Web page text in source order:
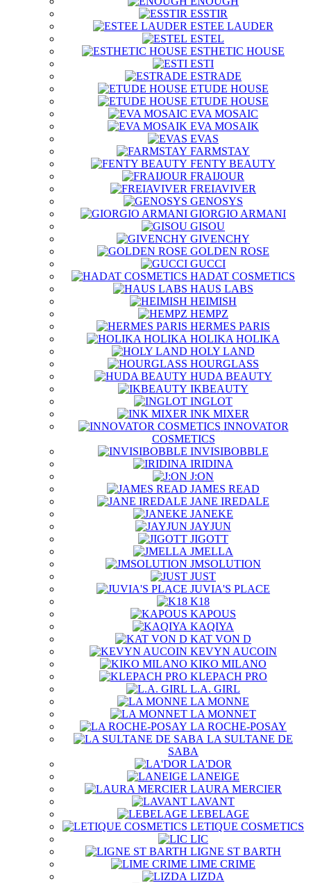
ESSTIR
ESTEE LAUDER
ESTEL
ESTHETIC HOUSE
ESTI
ESTRADE
ETUDE HOUSE
ETUDE HOUSE
EVA MOSAIC
EVA MOSAIK
EVAS
FARMSTAY
FENTY BEAUTY
FRAIJOUR
FREIAVIVER
GENOSYS
GIORGIO ARMANI
GISOU
GIVENCHY
GOLDEN ROSE
GUCCI
HADAT COSMETICS
HAUS LABS
HEIMISH
HEMPZ
HERMES PARIS
HOLIKA HOLIKA
HOLY LAND
HOURGLASS
HUDA BEAUTY
IKBEAUTY
INGLOT
INK MIXER
INNOVATOR
COSMETICS
INVISIBOBBLE
IRIDINA
J:ON
JAMES READ
JANE IREDALE
JANEKE
JAYJUN
JIGOTT
JMELLA
JMSOLUTION
JUST
JUVIA'S PLACE
K18
KAPOUS
KAQIYA
KAT VON D
KEVYN AUCOIN
KIKO MILANO
KLEPACH PRO
L.A. GIRL
LA MONNE
LA MONNET
LA ROCHE-POSAY
LA SULTANE DE
SABA
LA'DOR
LANEIGE
LAURA MERCIER
LAVANT
LEBELAGE
LETIQUE COSMETICS
LIC
LIGNE ST BARTH
LIME CRIME
LIZDA